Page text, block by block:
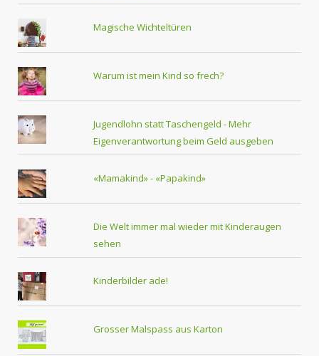
Magische Wichteltüren
Warum ist mein Kind so frech?
Jugendlohn statt Taschengeld - Mehr
Eigenverantwortung beim Geld ausgeben
«Mamakind» - «Papakind»
Die Welt immer mal wieder mit Kinderaugen
sehen
Kinderbilder ade!
Grosser Malspass aus Karton